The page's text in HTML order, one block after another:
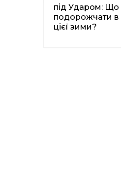
під Ударом: Що
подорожчати в
цієї зими?